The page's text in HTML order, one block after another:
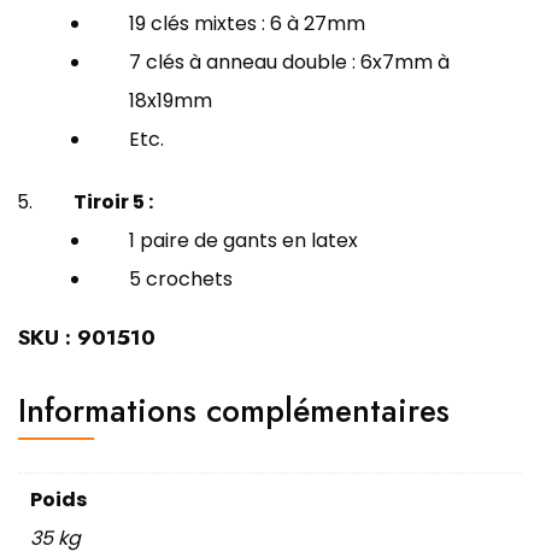
19 clés mixtes : 6 à 27mm
7 clés à anneau double : 6x7mm à
18x19mm
Etc.
Tiroir 5 :
1 paire de gants en latex
5 crochets
SKU : 901510
Informations complémentaires
Poids
35 kg